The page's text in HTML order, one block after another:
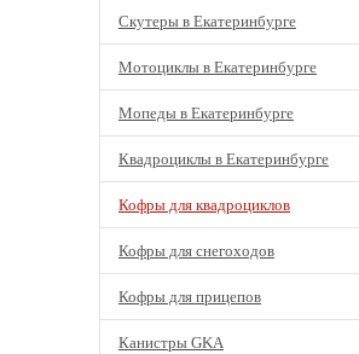
Скутеры в Екатеринбурге
Мотоциклы в Екатеринбурге
Мопеды в Екатеринбурге
Квадроциклы в Екатеринбурге
Кофры для квадроциклов
Кофры для снегоходов
Кофры для прицепов
Канистры GKA